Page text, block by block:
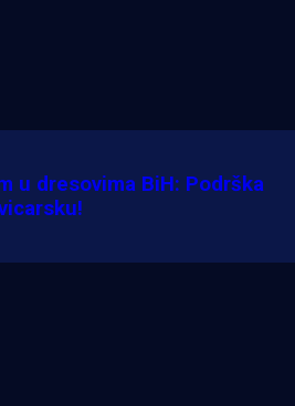
u dresovima BiH: Podrška